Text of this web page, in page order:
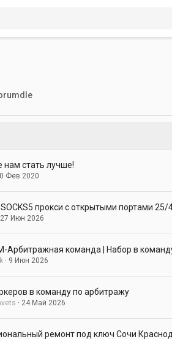
нам стать лучше!
Фев 2020
прокси с открытыми портами 25/
27 Июн 2026
Арбитражная команда | Набор в
9 Июн 2026
в команду по арбитражу
24 Май 2026
ремонт под ключ Сочи